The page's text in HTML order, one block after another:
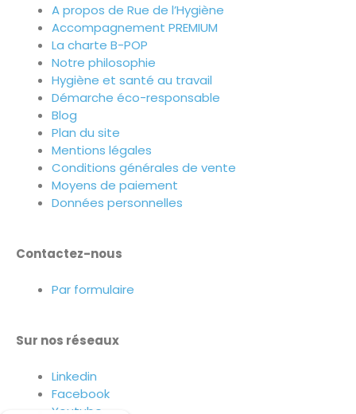
A propos de Rue de l’Hygiène
Accompagnement PREMIUM
La charte B-POP
Notre philosophie
Hygiène et santé au travail
Démarche éco-responsable
Blog
Plan du site
Mentions légales
Conditions générales de vente
Moyens de paiement
Données personnelles
Contactez-nous
Par formulaire
Sur nos réseaux
Linkedin
Facebook